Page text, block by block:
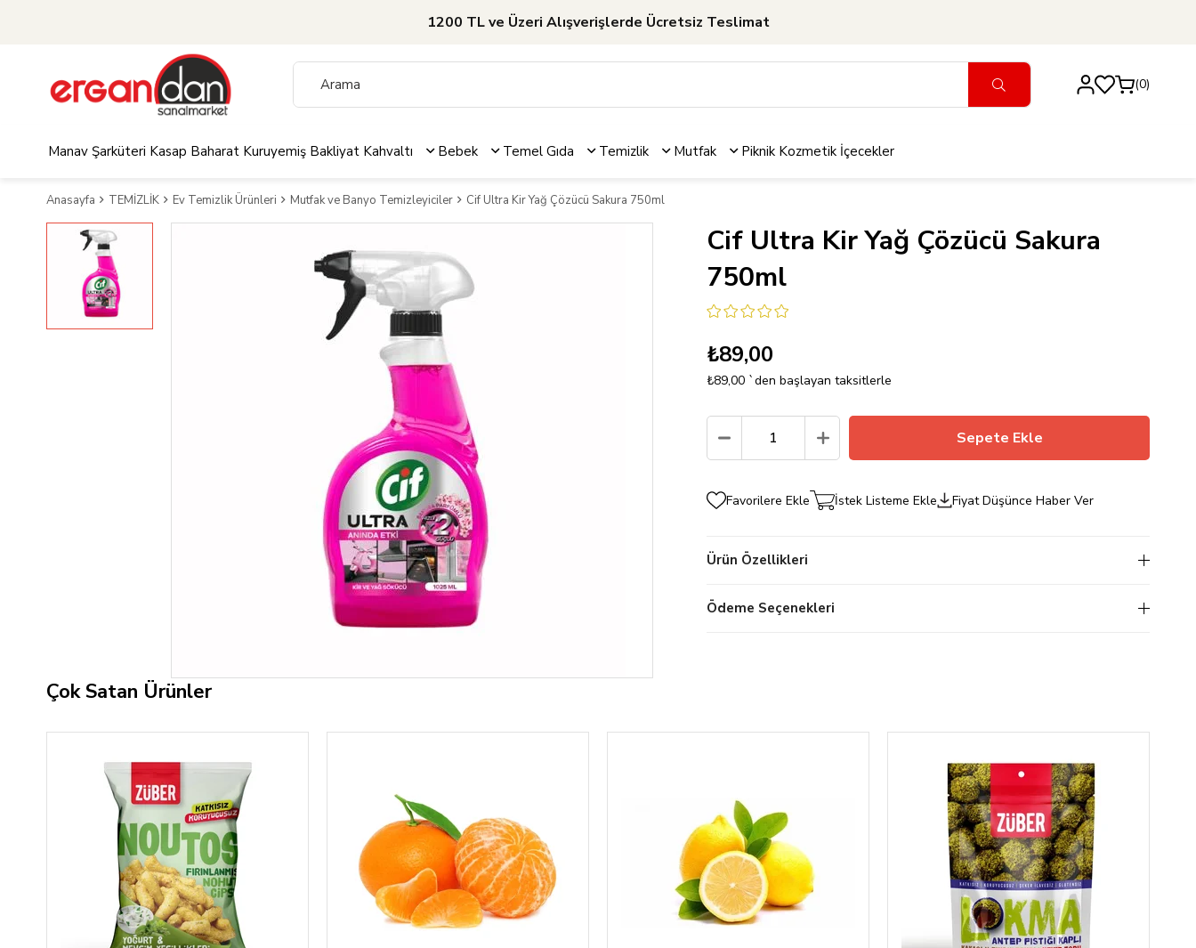
1200 TL ve Üzeri Alışverişlerde Ücretsiz Teslimat
0
Manav Şarküteri Kasap Baharat Kuruyemiş Bakliyat Kahvaltı Bebek Temel Gıda Temizlik Mutfak Piknik Kozmetik İçecekler
Anasayfa TEMİZLİK Ev Temizlik Ürünleri Mutfak ve Banyo Temizleyiciler Cif Ultra Kir Yağ Çözücü Sakura 750ml
Cif Ultra Kir Yağ Çözücü Sakura
750ml
₺89,00
₺89,00 `den başlayan taksitlerle
Favorilere Ekle İstek Listeme Ekle Fiyat Düşünce Haber Ver
Ürün Özellikleri
Ödeme Seçenekleri
Çok Satan Ürünler